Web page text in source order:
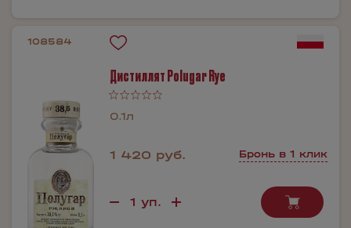
108584
Дистиллят Polugar Rye
0.1л
1 420 руб. Бронь в 1 клик